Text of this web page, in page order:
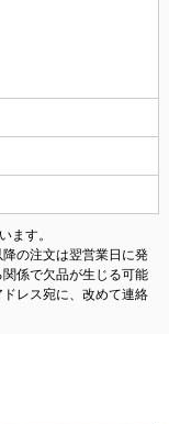
ます。
の注文は翌営業日に発
係で欠品が生じる可能
レス宛に、改めて連絡